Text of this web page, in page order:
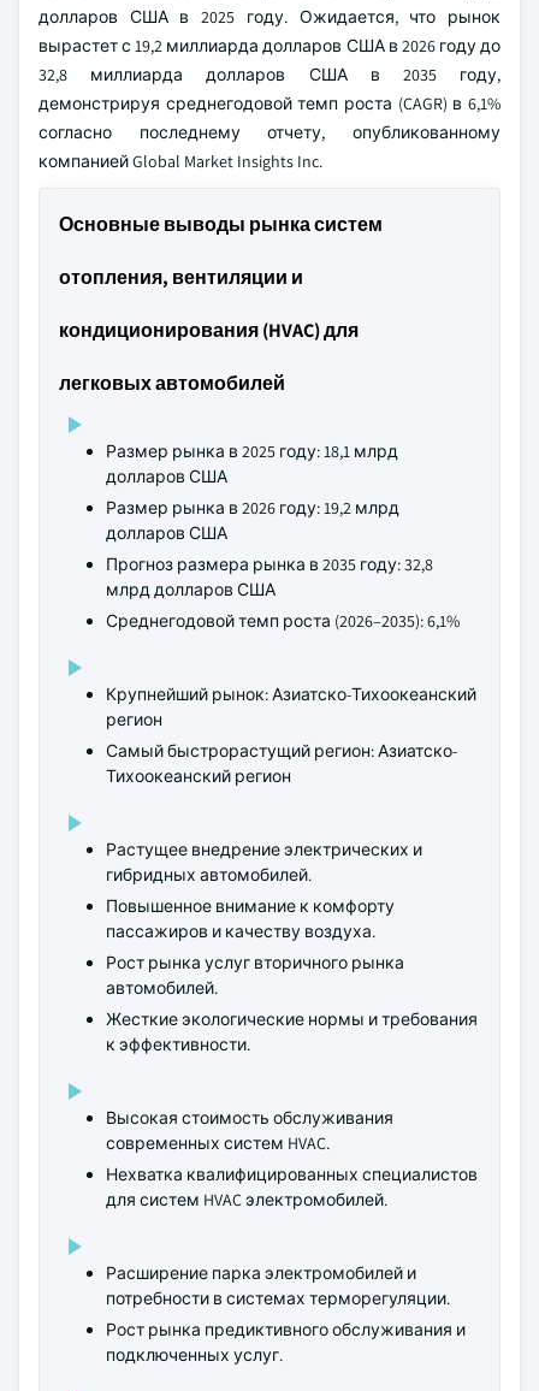
долларов США в 2025 году. Ожидается, что рынок
вырастет с 19,2 миллиарда долларов США в 2026 году до
32,8 миллиарда долларов США в 2035 году,
демонстрируя среднегодовой темп роста (CAGR) в 6,1%
согласно последнему отчету, опубликованному
компанией Global Market Insights Inc.
Основные выводы рынка систем
отопления, вентиляции и
кондиционирования (HVAC) для
легковых автомобилей
Размер рынка в 2025 году: 18,1 млрд
долларов США
Размер рынка в 2026 году: 19,2 млрд
долларов США
Прогноз размера рынка в 2035 году: 32,8
млрд долларов США
Среднегодовой темп роста (2026–2035): 6,1%
Крупнейший рынок: Азиатско-Тихоокеанский
регион
Самый быстрорастущий регион: Азиатско-
Тихоокеанский регион
Растущее внедрение электрических и
гибридных автомобилей.
Повышенное внимание к комфорту
пассажиров и качеству воздуха.
Рост рынка услуг вторичного рынка
автомобилей.
Жесткие экологические нормы и требования
к эффективности.
Высокая стоимость обслуживания
современных систем HVAC.
Нехватка квалифицированных специалистов
для систем HVAC электромобилей.
Расширение парка электромобилей и
потребности в системах терморегуляции.
Рост рынка предиктивного обслуживания и
подключенных услуг.